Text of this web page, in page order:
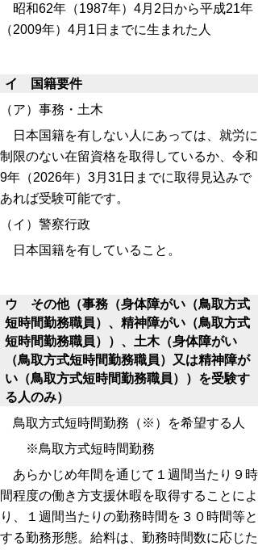
昭和62年（1987年）4月2日から平成21年
（2009年）4月1日までに生まれた人
イ 国籍要件
（ア）事務・土木
日本国籍を有しない人にあっては、就労に
制限のない在留資格を取得しているか、令和
9年（2026年）3月31日までに取得見込みで
あれば受験可能です。
（イ）警察行政
日本国籍を有していること。
ウ その他（事務（身体障がい（鳥取方式
短時間勤務職員）、精神障がい（鳥取方式
短時間勤務職員））、土木（身体障がい
（鳥取方式短時間勤務職員）又は精神障が
い（鳥取方式短時間勤務職員））を受験す
る人のみ）
鳥取方式短時間勤務（※）を希望する人
※鳥取方式短時間勤務
あらかじめ年間を通じて１週間当たり９時
間程度の働き方支援休暇を取得することによ
り、１週間当たりの勤務時間を３０時間等と
する勤務形態。給料は、勤務時間数に応じた